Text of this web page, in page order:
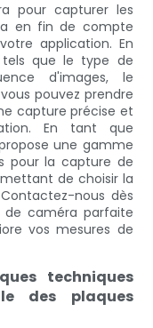
pour capturer les
en fin de compte
application. En
que le type de
d'images, le
pouvez prendre
capture précise et
En tant que
une gamme
pour la capture de
de choisir la
nous dès
de caméra parfaite
vos mesures de
techniques
des plaques